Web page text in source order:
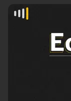
Agronegócios